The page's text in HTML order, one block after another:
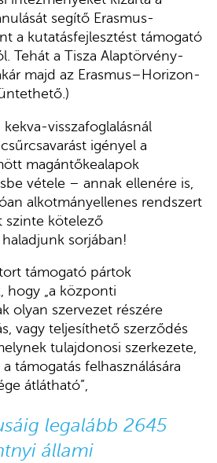
segítő Erasmus-
a kutatásfejlesztést támogató
Tehát a Tisza Alaptörvény-
majd az Erasmus–Horizon-
visszafoglalásnál
igényel a
magántőkealapok
vétele – annak ellenére is,
alkotmányellenes rendszert
szinte kötelező
sorjában!
támogató pártok
hogy „a központi
olyan szervezet részére
vagy teljesíthető szerződés
tulajdonosi szerkezete,
támogatás felhasználására
átlátható”,
legalább 2645
állami